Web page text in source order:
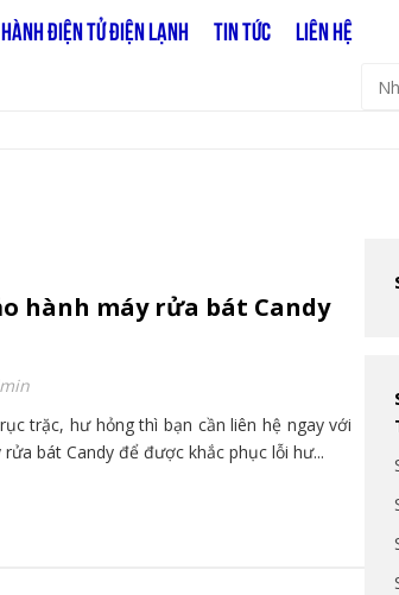
ĐIỆN TỬ ĐIỆN LẠNH TIN TỨC LIÊN HỆ
hành máy rửa bát Candy
trặc, hư hỏng thì bạn cần liên hệ ngay với
bát Candy để được khắc phục lỗi hư...